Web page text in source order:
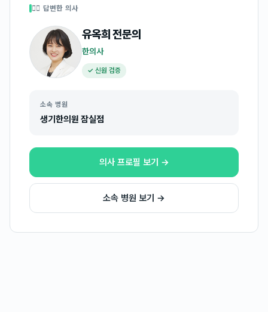
👩‍⚕️ 답변한 의사
유옥희전문의
한의사
✓ 신원 검증
소속 병원
생기한의원 잠실점
의사 프로필 보기 →
소속 병원 보기 →